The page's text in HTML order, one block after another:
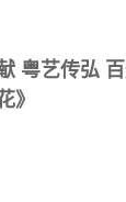
粤艺传弘 百
》